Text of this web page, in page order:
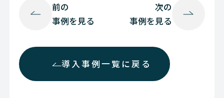
前の
事例を見る
導入事例一覧に戻る
次の
事例を見る